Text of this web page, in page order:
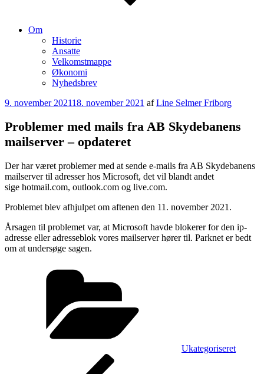
Om
Historie
Ansatte
Velkomstmappe
Økonomi
Nyhedsbrev
Udgivet
9. november 202118. november 2021 afLine Selmer Friborg
Problemer med mails fra AB Skydebanens
mailserver – opdateret
Der har været problemer med at sende e-mails fra AB Skydebanens
mailserver til adresser hos Microsoft, det vil blandt andet
sige hotmail.com, outlook.com og live.com.
Problemet blev afhjulpet om aftenen den 11. november 2021.
Årsagen til problemet var, at Microsoft havde blokerer for den ip-
adresse eller adresseblok vores mailserver hører til. Parknet er bedt
om at undersøge sagen.
Ukategoriseret
Indlægsnavigation